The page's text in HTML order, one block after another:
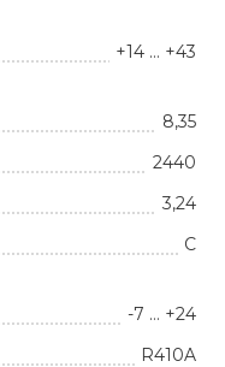
+14 … +43
8,35
2440
3,24
C
-7 … +24
R410A